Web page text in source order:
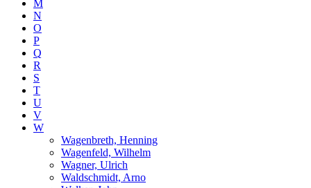
M
N
O
P
Q
R
S
T
U
V
W
Wagenbreth, Henning
Wagenfeld, Wilhelm
Wagner, Ulrich
Waldschmidt, Arno